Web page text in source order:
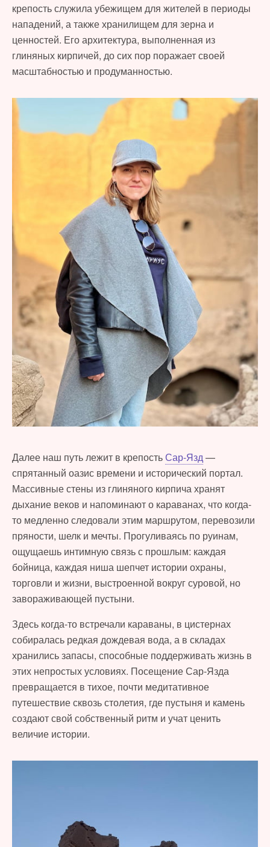
крепость служила убежищем для жителей в периоды
нападений, а также хранилищем для зерна и
ценностей. Его архитектура, выполненная из
глиняных кирпичей, до сих пор поражает своей
масштабностью и продуманностью.
Далее наш путь лежит в крепостьСар-Язд—
спрятанный оазис времени и исторический портал.
Массивные стены из глиняного кирпича хранят
дыхание веков и напоминают о караванах, что когда-
то медленно следовали этим маршрутом, перевозили
пряности, шелк и мечты. Прогуливаясь по руинам,
ощущаешь интимную связь с прошлым: каждая
бойница, каждая ниша шепчет истории охраны,
торговли и жизни, выстроенной вокруг суровой, но
завораживающей пустыни.
Здесь когда-то встречали караваны, в цистернах
собиралась редкая дождевая вода, а в складах
хранились запасы, способные поддерживать жизнь в
этих непростых условиях. Посещение Сар-Язда
превращается в тихое, почти медитативное
путешествие сквозь столетия, где пустыня и камень
создают свой собственный ритм и учат ценить
величие истории.